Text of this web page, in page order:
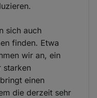
sich auch
finden. Etwa
wir an, ein
starken
einen
die derzeit sehr